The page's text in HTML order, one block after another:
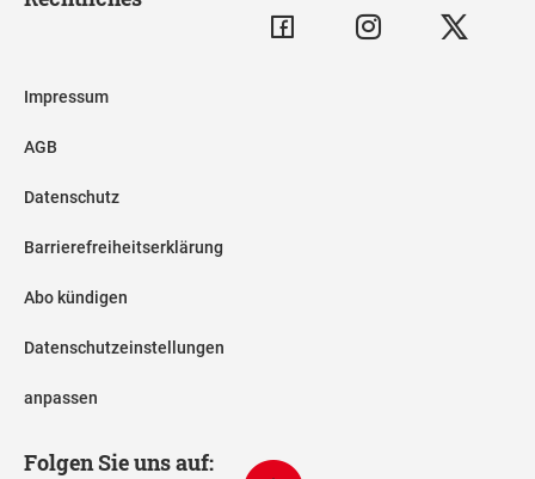
Impressum
AGB
Datenschutz
Barrierefreiheitserklärung
Abo kündigen
Datenschutzeinstellungen
anpassen
Folgen Sie uns auf: